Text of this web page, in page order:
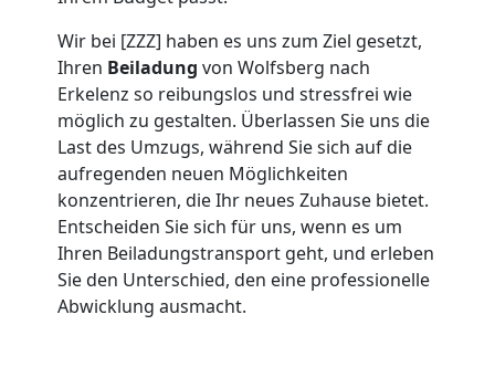
Wir bei [ZZZ] haben es uns zum Ziel gesetzt,
Ihren Beiladung von Wolfsberg nach
Erkelenz so reibungslos und stressfrei wie
möglich zu gestalten. Überlassen Sie uns die
Last des Umzugs, während Sie sich auf die
aufregenden neuen Möglichkeiten
konzentrieren, die Ihr neues Zuhause bietet.
Entscheiden Sie sich für uns, wenn es um
Ihren Beiladungstransport geht, und erleben
Sie den Unterschied, den eine professionelle
Abwicklung ausmacht.
Wolfsberg
Umzug
Mann
LKW